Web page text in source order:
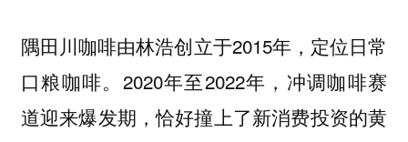
隅田川咖啡由林浩创立于2015年，定位日常
口粮咖啡。2020年至2022年，冲调咖啡赛
道迎来爆发期，恰好撞上了新消费投资的黄